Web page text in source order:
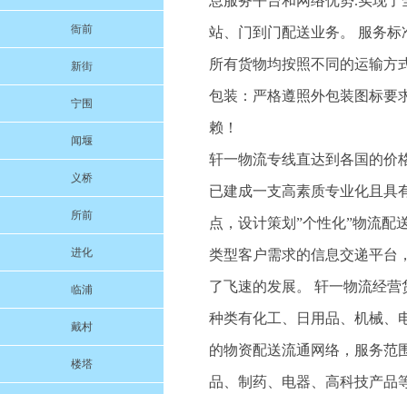
衙前
新街
宁围
闻堰
义桥
所前
进化
临浦
戴村
楼塔
站、门到门配送业务。 服务
所有货物均按照不同的运输方
包装：严格遵照外包装图标要
赖！
轩一物流专线直达到各国的价
已建成一支高素质专业化且具
点，设计策划”个性化”物流配
类型客户需求的信息交递平台
了飞速的发展。 轩一物流经
种类有化工、日用品、机械、
的物资配送流通网络，服务范
品、制药、电器、高科技产品